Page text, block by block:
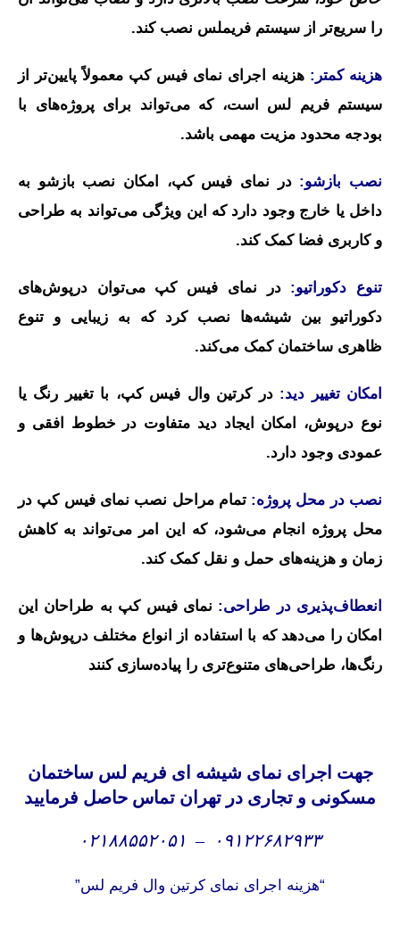
را سریع‌تر از سیستم فریملس نصب کند.
هزینه کمتر: هزینه اجرای نمای فیس کپ معمولاً پایین‌تر از
سیستم فریم لس است، که می‌تواند برای پروژه‌های با
بودجه محدود مزیت مهمی باشد.
نصب بازشو: در نمای فیس کپ، امکان نصب بازشو به
داخل یا خارج وجود دارد که این ویژگی می‌تواند به طراحی
و کاربری فضا کمک کند.
تنوع دکوراتیو: در نمای فیس کپ می‌توان درپوش‌های
دکوراتیو بین شیشه‌ها نصب کرد که به زیبایی و تنوع
ظاهری ساختمان کمک می‌کند.
امکان تغییر دید: در کرتین وال فیس کپ، با تغییر رنگ یا
نوع درپوش، امکان ایجاد دید متفاوت در خطوط افقی و
عمودی وجود دارد.
نصب در محل پروژه: تمام مراحل نصب نمای فیس کپ در
محل پروژه انجام می‌شود، که این امر می‌تواند به کاهش
زمان و هزینه‌های حمل و نقل کمک کند.
انعطاف‌پذیری در طراحی: نمای فیس کپ به طراحان این
امکان را می‌دهد که با استفاده از انواع مختلف درپوش‌ها و
رنگ‌ها، طراحی‌های متنوع‌تری را پیاده‌سازی کنند
جهت اجرای نمای شیشه ای فریم لس ساختمان
مسکونی و تجاری در تهران تماس حاصل فرمایید
۰۹۱۲۲۶۸۲۹۳۳ – ۰۲۱۸۸۵۵۲۰۵۱
“هزینه اجرای نمای کرتین وال فریم لس”